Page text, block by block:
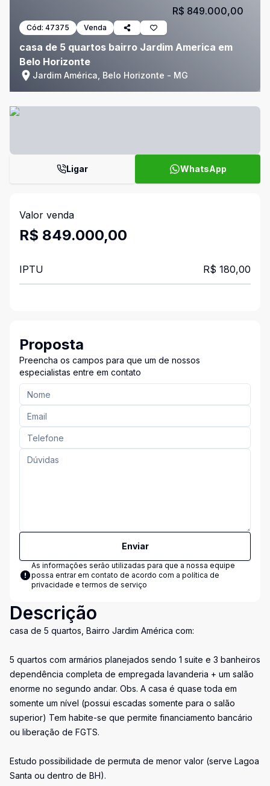
Cód: 47375 Venda
casa de 5 quartos bairro Jardim America em
Belo Horizonte
Jardim América, Belo Horizonte - MG
R$ 849.000,00
Ligar WhatsApp
Valor venda
R$ 849.000,00
IPTU R$ 180,00
Proposta
Preencha os campos para que um de nossos
especialistas entre em contato
Enviar
As informações serão utilizadas para que a nossa equipe
possa entrar em contato de acordo com a política de
privacidade e termos de serviço
Descrição
casa de 5 quartos, Bairro Jardim América com:
5 quartos com armários planejados sendo 1 suite e 3 banheiros
dependência completa de empregada lavanderia + um salão
enorme no segundo andar. Obs. A casa é quase toda em
somente um nível (possui escadas somente para o salão
superior) Tem habite-se que permite financiamento bancário
ou liberação de FGTS.
Estudo possibilidade de permuta de menor valor (serve Lagoa
Santa ou dentro de BH).